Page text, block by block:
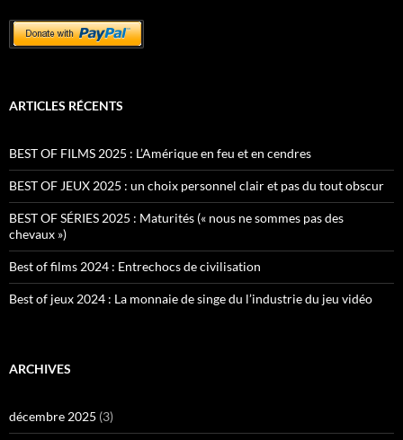
ARTICLES RÉCENTS
BEST OF FILMS 2025 : L’Amérique en feu et en cendres
BEST OF JEUX 2025 : un choix personnel clair et pas du tout obscur
BEST OF SÉRIES 2025 : Maturités (« nous ne sommes pas des
chevaux »)
Best of films 2024 : Entrechocs de civilisation
Best of jeux 2024 : La monnaie de singe du l’industrie du jeu vidéo
ARCHIVES
décembre 2025 (3)